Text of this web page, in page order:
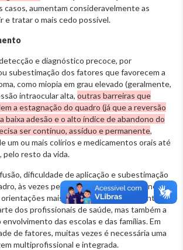
casos, aumentam consideravelmente as
e tratar o mais cedo possível.
e diagnóstico precoce, por
subestimação dos fatores que favorecem a
como miopia em grau elevado (geralmente,
intraocular alta, outras barreiras que
a estagnação do quadro (já que a reversão
baixa adesão e o alto índice de abandono do
ser contínuo, assíduo e permanente,
um ou mais colírios e medicamentos orais até
pelo resto da vida.
dificuldade de aplicação e subestimação
às vezes pelos pais, no caso das crianças,
mais claras e acompanhamento
dos profissionais de saúde, mas também a
das escolas e das famílias. Em
de fatores, muitas vezes é necessária uma
multiprofissional e integrada.